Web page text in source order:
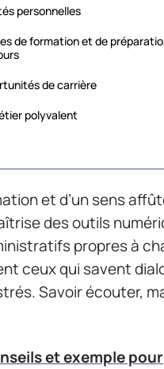
personnelles
de formation et de
de carrière
polyvalent
et d’un sens
des outils
propres à
ceux qui savent
Savoir écouter,
et exemple pour